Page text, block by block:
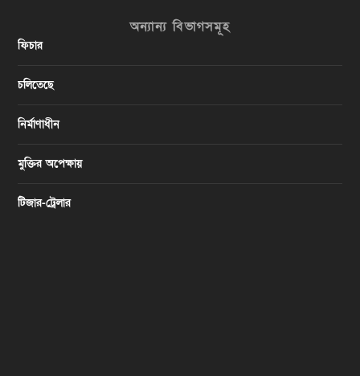
অন্যান্য বিভাগসমূহ
ফিচার
চলিতেছে
নির্মাণাধীন
মুক্তির অপেক্ষায়
টিজার-ট্রেলার